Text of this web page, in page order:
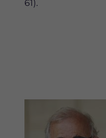
61).